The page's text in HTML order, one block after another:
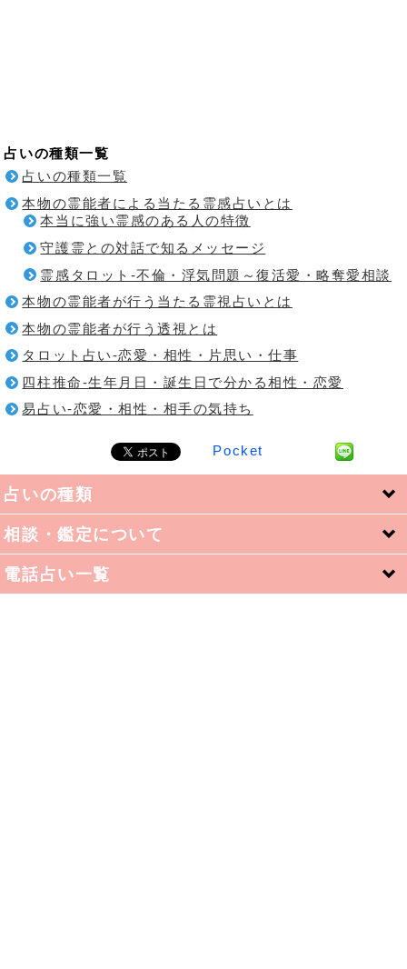
占いの種類一覧
占いの種類一覧
本物の霊能者による当たる霊感占いとは
本当に強い霊感のある人の特徴
守護霊との対話で知るメッセージ
霊感タロット-不倫・浮気問題～復活愛・略奪愛相談
本物の霊能者が行う当たる霊視占いとは
本物の霊能者が行う透視とは
タロット占い-恋愛・相性・片思い・仕事
四柱推命-生年月日・誕生日で分かる相性・恋愛
易占い-恋愛・相性・相手の気持ち
Pocket
占いの種類
相談・鑑定について
電話占い一覧